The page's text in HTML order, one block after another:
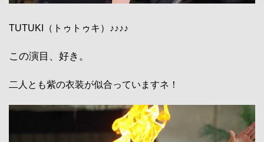
TUTUKI（トゥトゥキ）♪♪♪♪
この演目、好き。
二人とも紫の衣装が似合っていますネ！